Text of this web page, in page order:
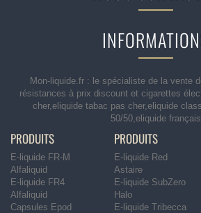
Mon-liquide.fr : le spécialiste de la vente
résistances à prix discount et cigarettes
cher,eliquide tabac pas cher,eliquide
50/50,eliquide français
PRODUITS
E-liquide FR-M
Alfaliquid
E-liquide FR4
Alfaliquid
Capsules Epod
PRODUITS
E-liquide Red
Astaire
E-liquide SubZero
Halo
E-liquide Tribecca